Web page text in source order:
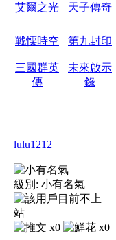
艾爾之光 天子傳奇
戰慄時空 第九封印
三國群英
傳
未來啟示
錄
lulu1212
級別: 小有名氣
x0 x0